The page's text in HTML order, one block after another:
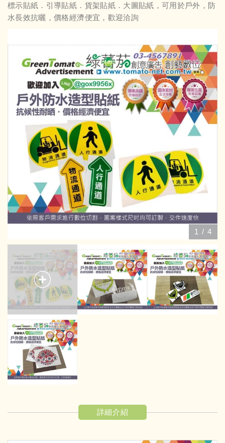
標示貼紙．引導貼紙．貨架貼紙．大圖貼紙，可用於戶外，防
水長效抗曬，價格經濟便宜，歡迎洽詢
1 / 4
詳細介紹